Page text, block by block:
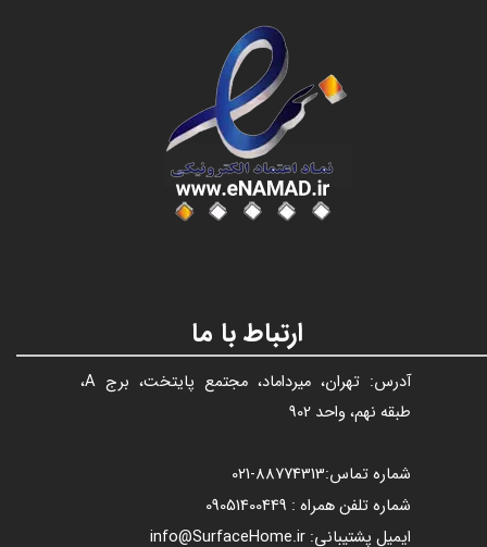
عنوان با فونت تیتر
آدرس: تهران، میرداماد، مجتمع پایتخت، برج A،
طبقه نهم، واحد 902
شماره تماس:88774313​​​​​​​
-021​​​​​​​
شماره تلفن همراه : 09051400449
ایمیل پشتیبانی: info@SurfaceHome.ir
ارتباط با ما